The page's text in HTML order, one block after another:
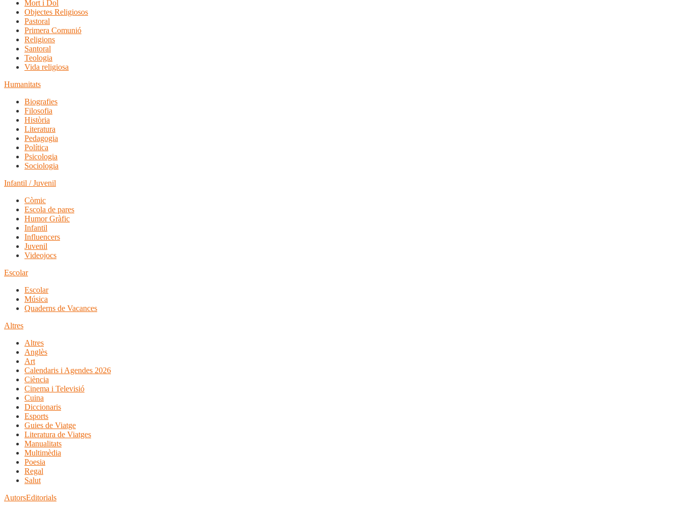
Mort i Dol
Objectes Religiosos
Pastoral
Primera Comunió
Religions
Santoral
Teologia
Vida religiosa
Humanitats
Biografies
Filosofia
Història
Literatura
Pedagogia
Política
Psicologia
Sociologia
Infantil / Juvenil
Còmic
Escola de pares
Humor Gràfic
Infantil
Influencers
Juvenil
Videojocs
Escolar
Escolar
Música
Quaderns de Vacances
Altres
Altres
Anglès
Art
Calendaris i Agendes 2026
Ciència
Cinema i Televisió
Cuina
Diccionaris
Esports
Guies de Viatge
Literatura de Viatges
Manualitats
Multimèdia
Poesia
Regal
Salut
AutorsEditorials